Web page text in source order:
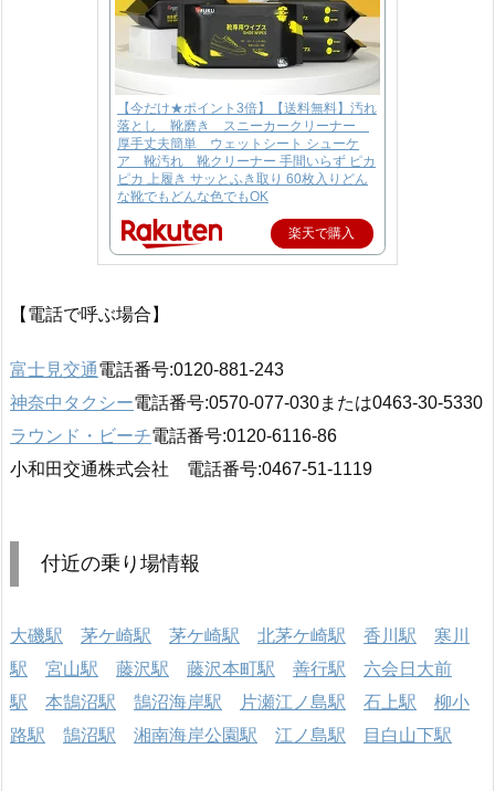
【今だけ★ポイント3倍】【送料無料】汚れ
落とし 靴磨き スニーカークリーナー
厚手丈夫簡単 ウェットシート シューケ
ア 靴汚れ 靴クリーナー 手間いらず ピカ
ピカ 上履き サッとふき取り 60枚入りどん
な靴でもどんな色でもOK
楽天で購入
【電話で呼ぶ場合】
富士見交通電話番号:0120-881-243
神奈中タクシー電話番号:0570-077-030または0463-30-5330
ラウンド・ビーチ電話番号:0120-6116-86
小和田交通株式会社 電話番号:0467-51-1119
付近の乗り場情報
大磯駅 茅ケ崎駅 茅ケ崎駅 北茅ケ崎駅 香川駅
寒川
駅
宮山駅 藤沢駅 藤沢本町駅 善行駅
六会日大前
駅
本鵠沼駅 鵠沼海岸駅 片瀬江ノ島駅 石上駅
柳小
路駅
鵠沼駅 湘南海岸公園駅 江ノ島駅 目白山下駅